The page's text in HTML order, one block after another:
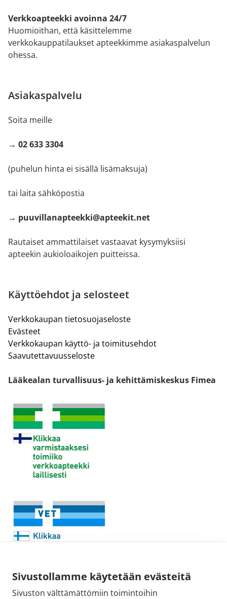
Sivustollamme käytetään evästeitä
Sivuston välttämättömiin toimintoihin
Verkkoapteekki avoinna 24/7
Huomioithan, että käsittelemme
verkkokauppatilaukset apteekkimme asiakaspalvelun
ohessa.
Asiakaspalvelu
Soita meille
→ 02 633 3304
(puhelun hinta ei sisällä lisämaksuja)
tai laita sähköpostia
→ puuvillanapteekki@apteekit.net
Rautaiset ammattilaiset vastaavat kysymyksiisi
apteekin aukioloaikojen puitteissa.
Käyttöehdot ja selosteet
Verkkokaupan tietosuojaseloste
Evästeet
Verkkokaupan käyttö- ja toimitusehdot
Saavutettavuusseloste
Lääkealan turvallisuus- ja kehittämiskeskus Fimea